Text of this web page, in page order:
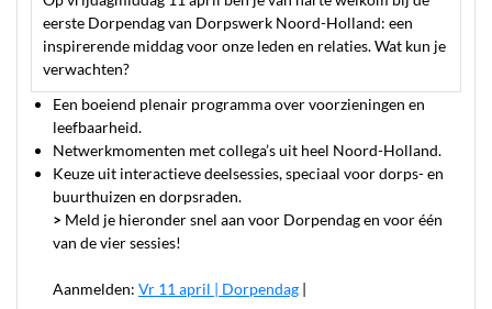
eerste Dorpendag van Dorpswerk Noord-Holland: een
inspirerende middag voor onze leden en relaties. Wat kun je
verwachten?
Een boeiend plenair programma over voorzieningen en
leefbaarheid.
Netwerkmomenten met collega’s uit heel Noord-Holland.
Keuze uit interactieve deelsessies, speciaal voor dorps- en
buurthuizen en dorpsraden.
> Meld je hieronder snel aan voor Dorpendag en voor één
van de vier sessies!
Aanmelden: Vr 11 april | Dorpendag |